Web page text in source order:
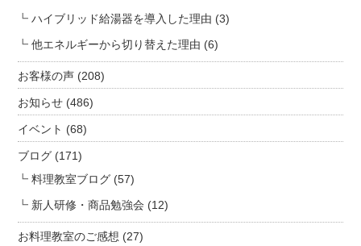
ハイブリッド給湯器を導入した理由 (3)
他エネルギーから切り替えた理由 (6)
お客様の声 (208)
お知らせ (486)
イベント (68)
ブログ (171)
料理教室ブログ (57)
新人研修・商品勉強会 (12)
お料理教室のご感想 (27)